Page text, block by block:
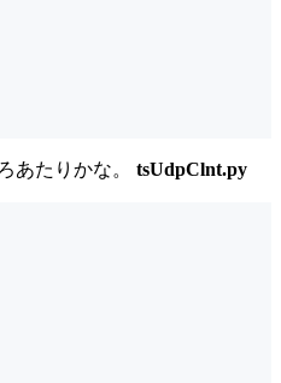
あたりかな。 tsUdpClnt.py